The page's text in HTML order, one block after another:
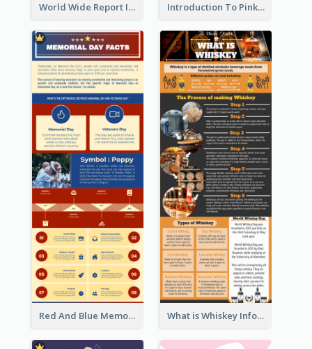
World Wide Report Infographic Introduction To Pink Economy Infographic
Red And Blue Memorial Day Fasts Infographic Design What is Whiskey Infographic